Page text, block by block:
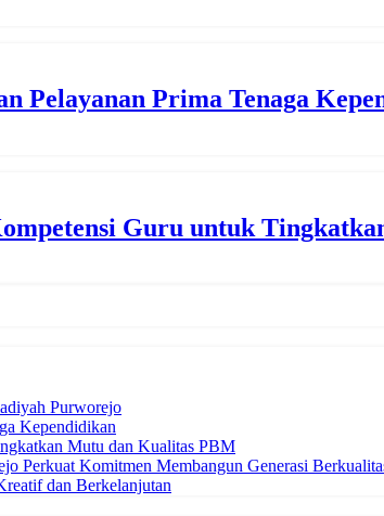
Pelayanan Prima Tenaga
Guru untuk
Purworejo
Kependidikan
Mutu dan Kualitas PBM
Perkuat Komitmen Membangun Generasi
dan Berkelanjutan